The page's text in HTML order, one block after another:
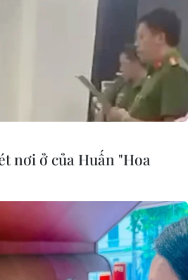
tin khi lựa chọn
trẻ?
sóc sức
các địa bàn
Sâm Ngọc
nơi ở của Huấn "Hoa